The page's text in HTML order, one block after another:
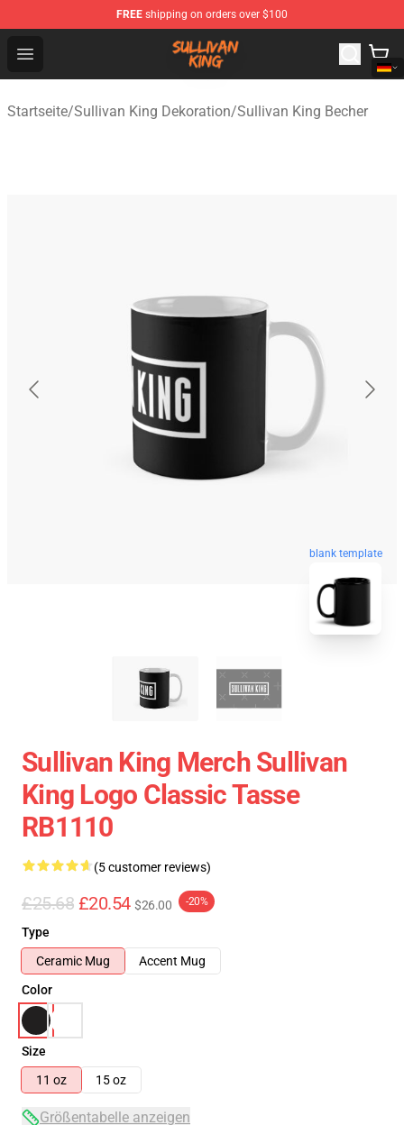
FREE shipping on orders over $100
Open menu
Sullivan King Shop - Official Sullivan King Merchandise
Startseite/Sullivan King Dekoration/Sullivan King Becher
blank template
Sullivan King Merch Sullivan
King Logo Classic Tasse
RB1110
(5 customer reviews)
£25.68 £20.54 $26.00 -20%
Type
Ceramic Mug
Accent Mug
Color
Size
11 oz
15 oz
Größentabelle anzeigen